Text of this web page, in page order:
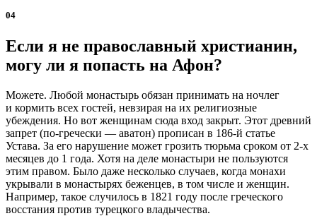
04
Если я не православный христианин,
могу ли я попасть на Афон?
Можете. Любой монастырь обязан принимать на ночлег
и кормить всех гостей, невзирая на их религиозные
убеждения. Но вот женщинам сюда вход закрыт. Этот древний
запрет (по-гречески — аватон) прописан в 186-й статье
Устава. За его нарушение может грозить тюрьма сроком от 2-х
месяцев до 1 года. Хотя на деле монастыри не пользуются
этим правом. Было даже несколько случаев, когда монахи
укрывали в монастырях беженцев, в том числе и женщин.
Например, такое случилось в 1821 году после гречес­кого
восстания против турецкого владычества.